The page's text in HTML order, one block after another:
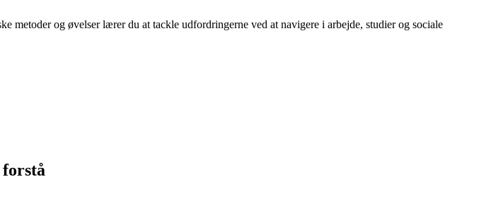
metoder og øvelser lærer du at tackle udfordringerne ved at navigere i arbejde, studier og sociale